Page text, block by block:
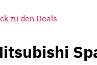
zu den Deals